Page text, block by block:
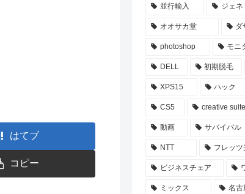
はてブ
コピー
並行輸入 ジェ
オオサカ堂 ダ
photoshop モニ
DELL 初期脱毛
XPS15 ハック
CS5 creative suite
動画 サバイバル
NTT フレッツ
ビジネスチェア
ミックス 名古